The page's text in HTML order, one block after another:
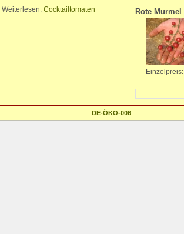
Weiterlesen: Cocktailtomaten Rote Murmel
DE-ÖKO-006